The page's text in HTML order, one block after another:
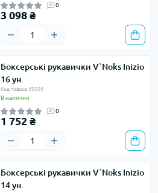
0
3 098 ₴
Боксерські рукавички V`Noks Inizio
16 ун.
Код товара: 60098
В наличии
0
1 752 ₴
Боксерські рукавички V`Noks Inizio
14 ун.